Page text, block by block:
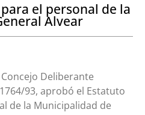
el personal de la
Alvear
Deliberante
93, aprobó el Estatuto
de la Municipalidad de